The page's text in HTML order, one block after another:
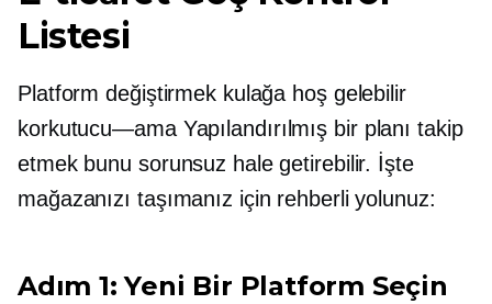
Listesi
Platform değiştirmek kulağa hoş gelebilir
korkutucu—amaYapılandırılmış bir planı takip
etmek bunu sorunsuz hale getirebilir. İşte
mağazanızı taşımanız için rehberli yolunuz:
Adım 1: Yeni Bir Platform Seçin